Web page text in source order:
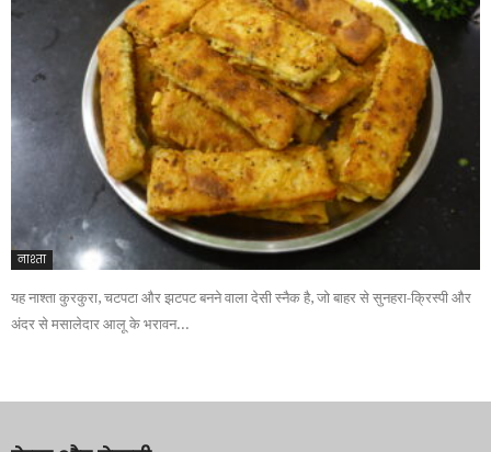
नाश्ता
यह नाश्ता कुरकुरा, चटपटा और झटपट बनने वाला देसी स्नैक है, जो बाहर से सुनहरा-क्रिस्पी और
अंदर से मसालेदार आलू के भरावन...